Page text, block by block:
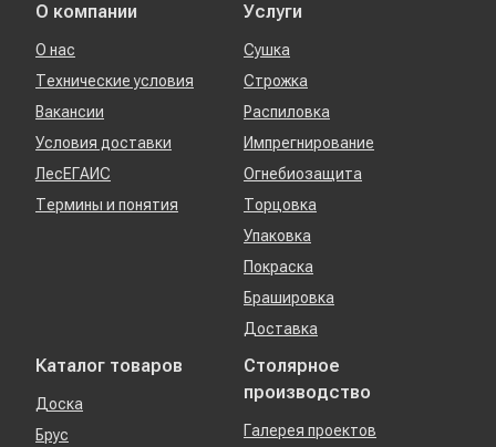
О компании
О нас
Технические условия
Вакансии
Условия доставки
ЛесЕГАИС
Термины и понятия
Услуги
Сушка
Строжка
Распиловка
Импрегнирование
Огнебиозащита
Торцовка
Упаковка
Покраска
Брашировка
Доставка
Каталог товаров
Доска
Брус
Столярное
производство
Галерея проектов